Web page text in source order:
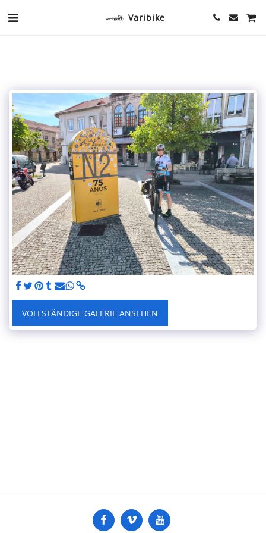
Varibike
VOLLSTÄNDIGE GALERIE ANSEHEN